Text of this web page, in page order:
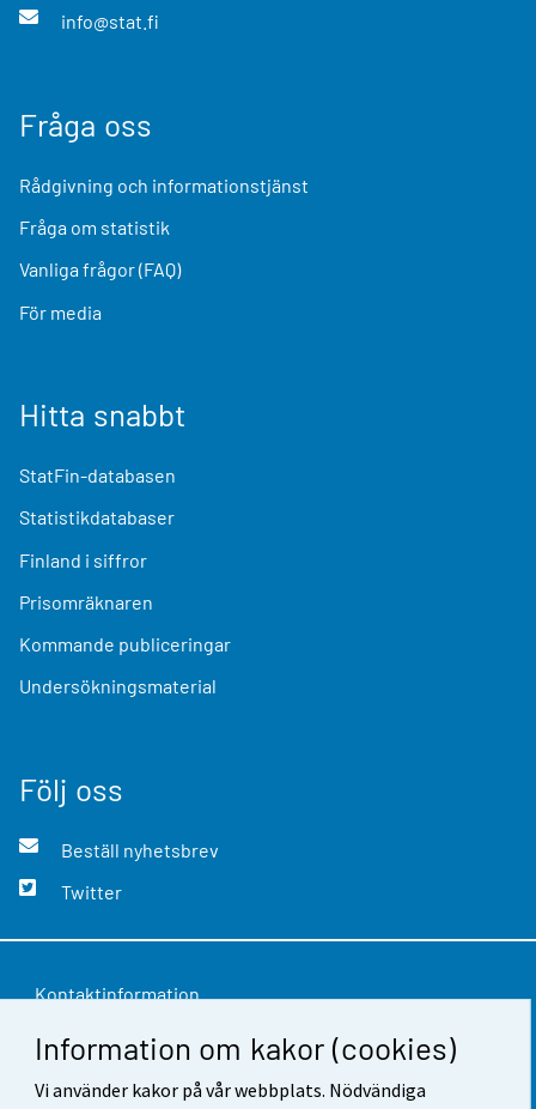
Information om kakor (cookies)
Vi använder kakor på vår webbplats. Nödvändiga
info@stat.fi
Fråga oss
Rådgivning och informationstjänst
Fråga om statistik
Vanliga frågor (FAQ)
För media
Hitta snabbt
StatFin-databasen
Statistikdatabaser
Finland i siffror
Prisomräknaren
Kommande publiceringar
Undersökningsmaterial
Följ oss
Beställ nyhetsbrev
Twitter
Kontaktinformation
Respons
Användarvillkor